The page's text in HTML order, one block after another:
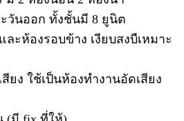
วันออก ทั้งชั้นมี 8 ยูนิต
ะห้องรอบข้าง เงียบสงบืเหมาะ
ยง ใช้เป็นห้องทำงานอัดเสียง